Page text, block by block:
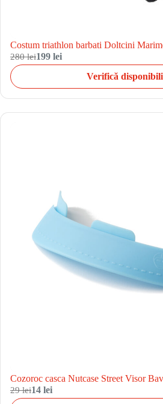
Costum triathlon barbati Doltcini
280 lei199 lei
Verifică
Cozoroc casca Nutcase Street Visor
29 lei14 lei